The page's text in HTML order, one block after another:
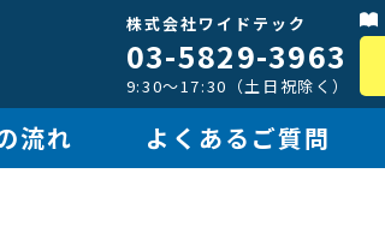
株式会社ワイドテック
03-5829-3963
9:30～17:30（土日祝除く）
流れ よくあるご質問